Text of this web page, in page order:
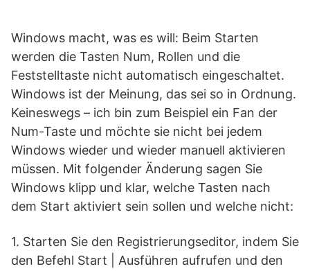
Windows macht, was es will: Beim Starten
werden die Tasten Num, Rollen und die
Feststelltaste nicht automatisch eingeschaltet.
Windows ist der Meinung, das sei so in Ordnung.
Keineswegs – ich bin zum Beispiel ein Fan der
Num-Taste und möchte sie nicht bei jedem
Windows wieder und wieder manuell aktivieren
müssen. Mit folgender Änderung sagen Sie
Windows klipp und klar, welche Tasten nach
dem Start aktiviert sein sollen und welche nicht:
1. Starten Sie den Registrierungseditor, indem Sie
den Befehl Start | Ausführen aufrufen und den